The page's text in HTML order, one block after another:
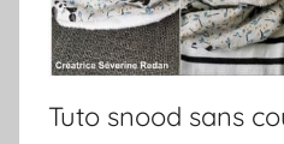
Tuto snood sans